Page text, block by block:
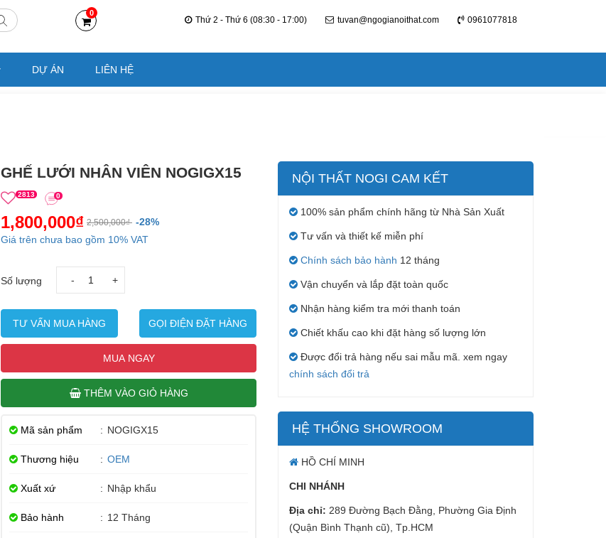
0
Thứ 2 - Thứ 6 (08:30 - 17:00) tuvan@ngogianoithat.com 0961077818
DỰ ÁN LIÊN HỆ
GHẾ LƯỚI NHÂN VIÊN NOGIGX15
2813 0
1,800,000₫ 2,500,000₫ -28%
Giá trên chưa bao gồm 10% VAT
Số lượng - +
TƯ VẤN MUA HÀNG GỌI ĐIỆN ĐẶT HÀNG
MUA NGAY
THÊM VÀO GIỎ HÀNG
Mã sản phẩm : NOGIGX15
Thương hiệu : OEM
Xuất xứ : Nhập khẩu
Bảo hành : 12 Tháng
NỘI THẤT NOGI CAM KẾT
100% sản phẩm chính hãng từ Nhà Sản Xuất
Tư vấn và thiết kế miễn phí
Chính sách bảo hành 12 tháng
Vận chuyển và lắp đặt toàn quốc
Nhận hàng kiểm tra mới thanh toán
Chiết khấu cao khi đặt hàng số lượng lớn
Được đổi trả hàng nếu sai mẫu mã. xem ngay
chính sách đổi trả
HỆ THỐNG SHOWROOM
HỒ CHÍ MINH
CHI NHÁNH
Địa chỉ: 289 Đường Bạch Đằng, Phường Gia Định
(Quận Bình Thạnh cũ), Tp.HCM